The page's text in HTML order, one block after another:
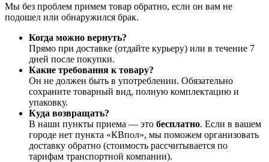
Мы без проблем примем товар обратно, если он вам не
подошел или обнаружился брак.
Когда можно вернуть?
Прямо при доставке (отдайте курьеру) или в течение 7
дней после покупки.
Какие требования к товару?
Он не должен быть в употреблении. Обязательно
сохраните товарный вид, полную комплектацию и
упаковку.
Куда возвращать?
В наши пункты приема — это бесплатно. Если в вашем
городе нет пункта «КВпол», мы поможем организовать
доставку обратно (стоимость рассчитывается по
тарифам транспортной компании).